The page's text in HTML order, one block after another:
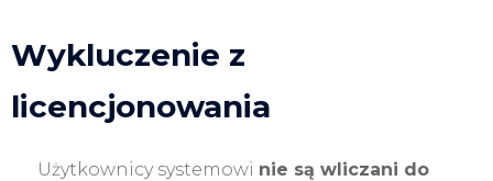
Wykluczenie z
licencjonowania
Użytkownicy systemowi nie są wliczani do